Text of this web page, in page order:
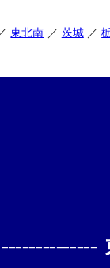
東北南 茨城
--------------